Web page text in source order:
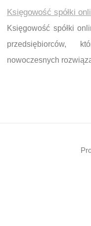
Księgowość spółki
Księgowość spółki
przedsiębiorców,
nowoczesnych